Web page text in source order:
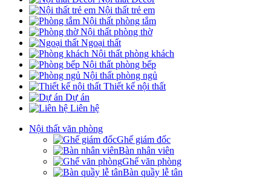
Nội thất trẻ em
Nội thất phòng tắm
Nội thất phòng thờ
Ngoại thất
Nội thất phòng khách
Nội thất phòng bếp
Nội thất phòng ngủ
Thiết kế nội thất
Dự án
Liên hệ
Nội thất văn phòng
Ghế giám đốc
Bàn nhân viên
Ghế văn phòng
Bàn quầy lễ tân